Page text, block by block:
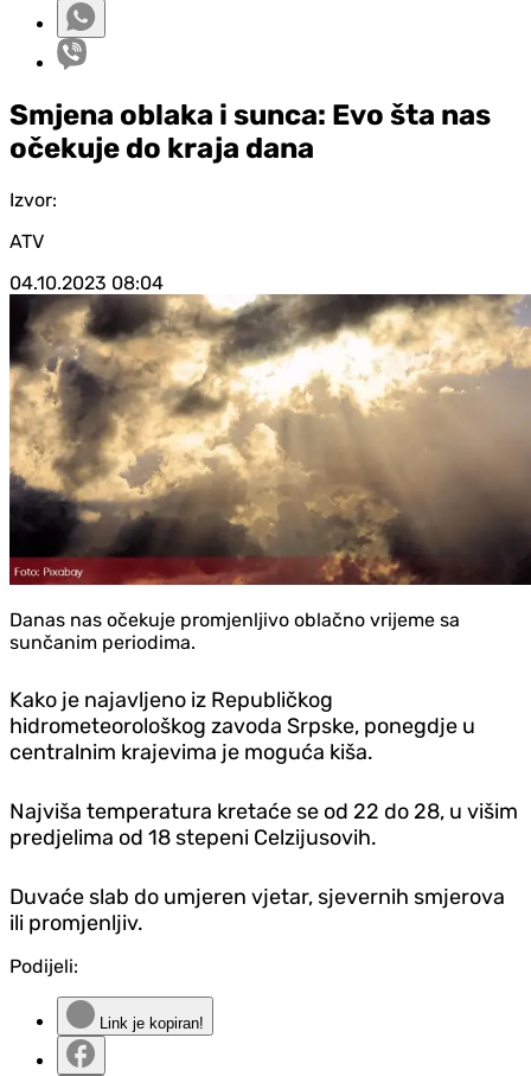
Smjena oblaka i sunca: Evo šta nas
očekuje do kraja dana
Izvor:
ATV
04.10.2023 08:04
Danas nas očekuje promjenljivo oblačno vrijeme sa
sunčanim periodima.
Kako je najavljeno iz Republičkog
hidrometeorološkog zavoda Srpske, ponegdje u
centralnim krajevima je moguća kiša.
Najviša temperatura kretaće se od 22 do 28, u višim
predjelima od 18 stepeni Celzijusovih.
Duvaće slab do umjeren vjetar, sjevernih smjerova
ili promjenljiv.
Podijeli:
Link je kopiran!